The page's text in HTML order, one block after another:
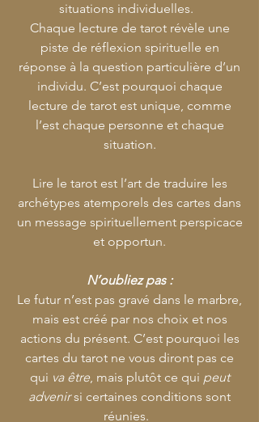
situations individuelles.
Chaque lecture de tarot révèle une
piste de réflexion spirituelle en
réponse à la question particulière d’un
individu. C’est pourquoi chaque
lecture de tarot est unique, comme
l’est chaque personne et chaque
situation.
Lire le tarot est l’art de traduire les
archétypes atemporels des cartes dans
un message spirituellement perspicace
et opportun.
N’oubliez pas :
Le futur n’est pas gravé dans le marbre,
mais est créé par nos choix et nos
actions du présent. C’est pourquoi les
cartes du tarot ne vous diront pas ce
qui va être, mais plutôt ce qui peut
advenirsi certaines conditions sont
réunies.